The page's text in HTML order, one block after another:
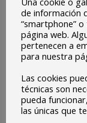
Una de estas
video corto
de los
la asignatura de
El vídeo se titula
hoy tenemos el
de información
“smartphone”
página web.
pertenecen a
para nuestra
Las cookies
técnicas son
pueda
las únicas que